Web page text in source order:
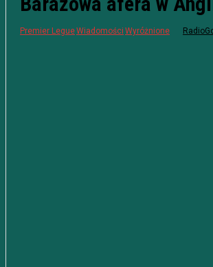
Premier LegueWiadomości Wyróżnione